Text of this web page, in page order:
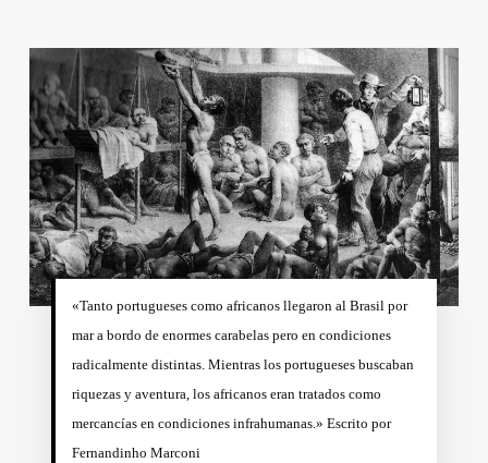
«Tanto portugueses como africanos llegaron al Brasil por
mar a bordo de enormes carabelas pero en condiciones
radicalmente distintas. Mientras los portugueses buscaban
riquezas y aventura, los africanos eran tratados como
mercancías en condiciones infrahumanas.» Escrito por
Fernandinho Marconi